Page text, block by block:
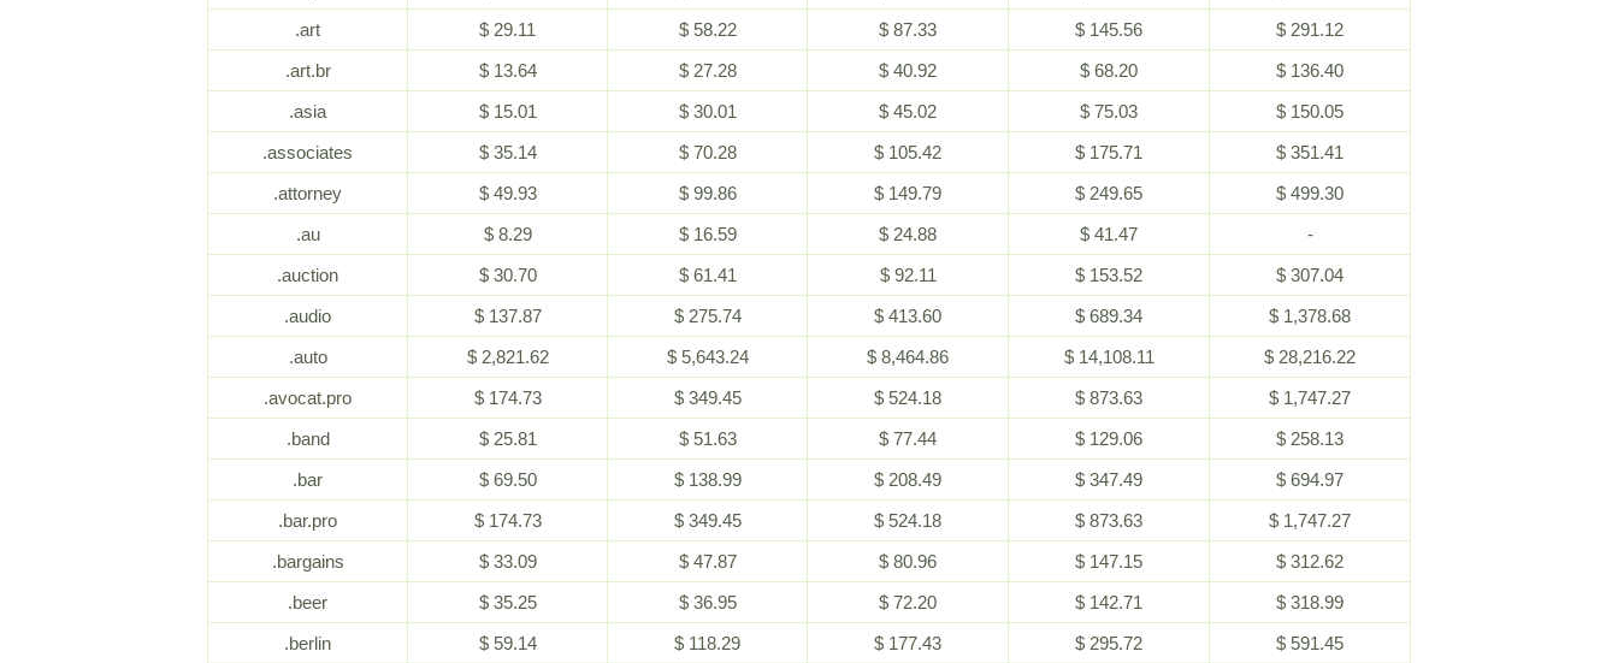
.art
$ 29.11 $ 58.22 $ 87.33 $ 145.56
$ 291.12
.art.br
$ 13.64 $ 27.28 $ 40.92 $ 68.20
$ 136.40
.asia
$ 15.01 $ 30.01 $ 45.02 $ 75.03
$ 150.05
.associates
$ 35.14 $ 70.28 $ 105.42 $ 175.71
$ 351.41
.attorney
$ 49.93 $ 99.86 $ 149.79 $ 249.65
$ 499.30
.au
$ 8.29 $ 16.59 $ 24.88 $ 41.47
-
.auction
$ 30.70 $ 61.41 $ 92.11 $ 153.52
$ 307.04
.audio
$ 137.87 $ 275.74 $ 413.60 $ 689.34
$ 1,378.68
.auto
$ 2,821.62 $ 5,643.24 $ 8,464.86 $ 14,108.11
$ 28,216.22
.avocat.pro
$ 174.73 $ 349.45 $ 524.18 $ 873.63
$ 1,747.27
.band
$ 25.81 $ 51.63 $ 77.44 $ 129.06
$ 258.13
.bar
$ 69.50 $ 138.99 $ 208.49 $ 347.49
$ 694.97
.bar.pro
$ 174.73 $ 349.45 $ 524.18 $ 873.63
$ 1,747.27
.bargains
$ 33.09 $ 47.87 $ 80.96 $ 147.15
$ 312.62
.beer
$ 35.25 $ 36.95 $ 72.20 $ 142.71
$ 318.99
.berlin
$ 59.14 $ 118.29 $ 177.43 $ 295.72
$ 591.45